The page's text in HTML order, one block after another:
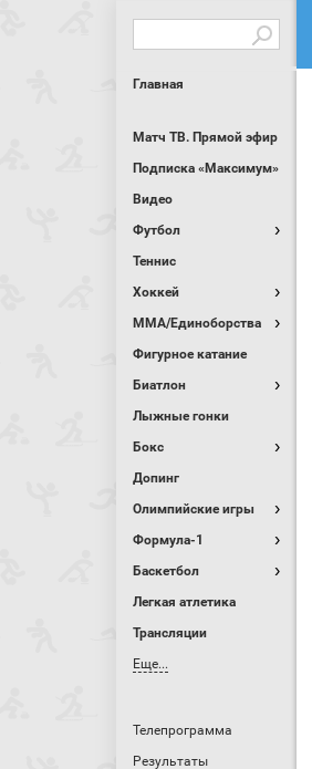
Главная
Матч ТВ. Прямой эфир
Подписка «Максимум»
Видео
Футбол
Теннис
Хоккей
MMA/Единоборства
Фигурное катание
Биатлон
Лыжные гонки
Бокс
Допинг
Олимпийские игры
Формула-1
Баскетбол
Легкая атлетика
Трансляции
Еще...
Телепрограмма
Результаты